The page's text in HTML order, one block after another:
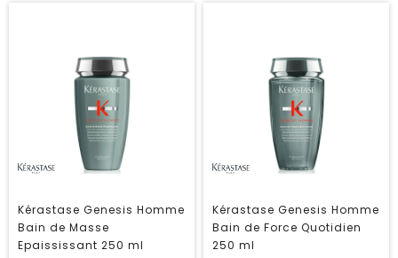
Kérastase Genesis Homme
Bain de Masse
Epaississant 250 ml
Kérastase Genesis Homme
Bain de Force Quotidien
250 ml